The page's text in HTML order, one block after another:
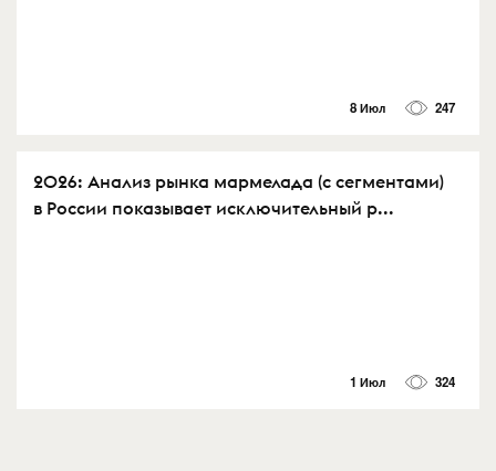
8 Июл 247
2026: Анализ рынка мармелада (с сегментами)
в России показывает исключительный р...
1 Июл 324